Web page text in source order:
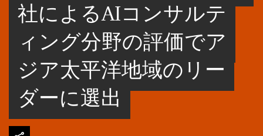
社によるAIコンサルテ
ィング分野の評価でア
ジア太平洋地域のリー
ダーに選出